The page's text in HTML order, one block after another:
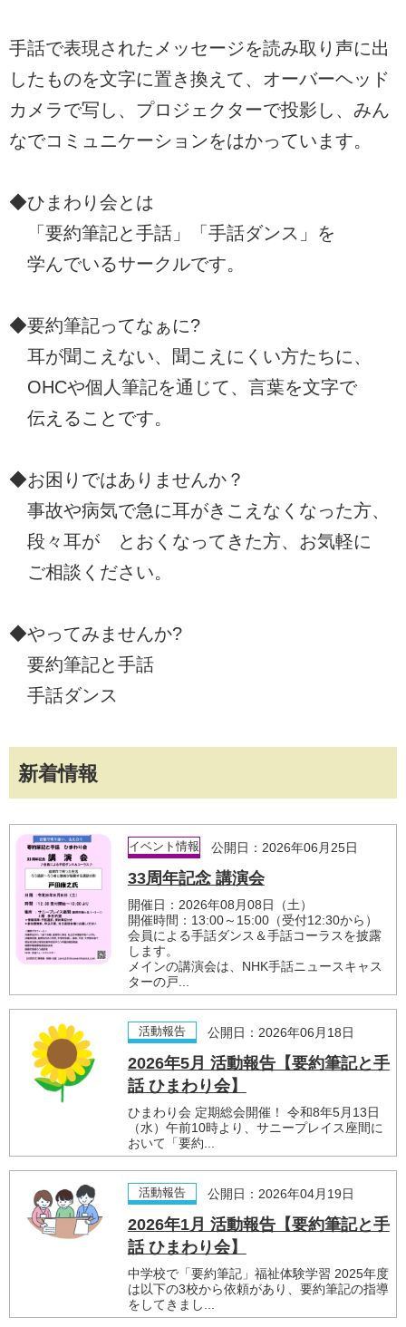
手話で表現されたメッセージを読み取り声に出
したものを文字に置き換えて、オーバーヘッド
カメラで写し、プロジェクターで投影し、みん
なでコミュニケーションをはかっています。
◆ひまわり会とは
「要約筆記と手話」「手話ダンス」を
学んでいるサークルです。
◆要約筆記ってなぁに?
耳が聞こえない、聞こえにくい方たちに、
OHCや個人筆記を通じて、言葉を文字で
伝えることです。
◆お困りではありませんか？
事故や病気で急に耳がきこえなくなった方、
段々耳が とおくなってきた方、お気軽に
ご相談ください。
◆やってみませんか?
要約筆記と手話
手話ダンス
新着情報
イベント情報 公開日：2026年06月25日
33周年記念 講演会
開催日：2026年08月08日（土）
開催時間：13:00～15:00（受付12:30から）
会員による手話ダンス＆手話コーラスを披露
します。
メインの講演会は、NHK手話ニュースキャス
ターの戸...
活動報告 公開日：2026年06月18日
2026年5月 活動報告【要約筆記と手
話 ひまわり会】
ひまわり会 定期総会開催！ 令和8年5月13日
（水）午前10時より、サニープレイス座間に
おいて「要約...
活動報告 公開日：2026年04月19日
2026年1月 活動報告【要約筆記と手
話 ひまわり会】
中学校で「要約筆記」福祉体験学習 2025年度
は以下の3校から依頼があり、要約筆記の指導
をしてきまし...